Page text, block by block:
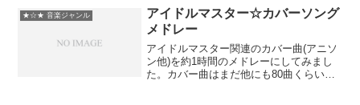
★☆★ 音楽ジャンル
アイドルマスター☆カバーソング
メドレー
アイドルマスター関連のカバー曲(アニソ
ン他)を約1時間のメドレーにしてみまし
た。カバー曲はまだ他にも80曲くらいあ